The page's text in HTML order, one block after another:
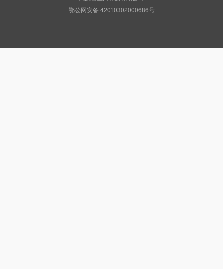
鄂公网安备 42010302000686号